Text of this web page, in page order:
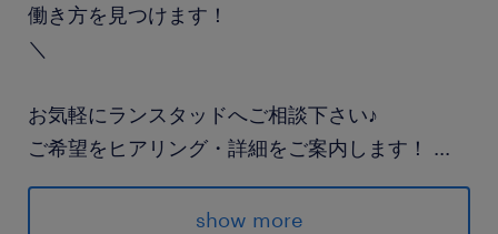
働き方を見つけます！
＼
お気軽にランスタッドへご相談下さい♪
ご希望をヒアリング・詳細をご案内します！ ...
show more